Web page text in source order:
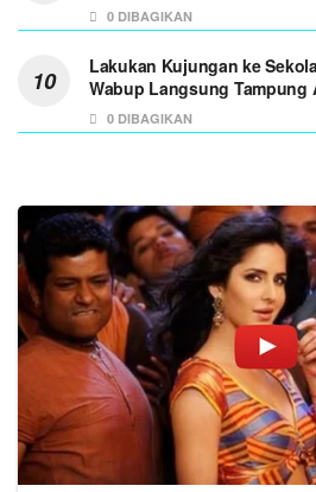
0 DIBAGIKAN
Lakukan Kujungan ke
Wabup Langsung Tampung
0 DIBAGIKAN